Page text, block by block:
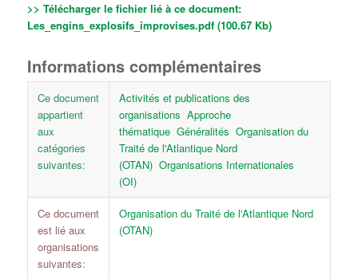
>> Télécharger le fichier lié à ce document:
Les_engins_explosifs_improvises.pdf (100.67 Kb)
Informations complémentaires
Ce document
appartient
aux
catégories
suivantes:
Activités et publications des
organisations Approche
thématique Généralités Organisation du
Traité de l'Atlantique Nord
(OTAN) Organisations Internationales
(OI)
Ce document
est lié aux
organisations
suivantes:
Organisation du Traité de l'Atlantique Nord
(OTAN)